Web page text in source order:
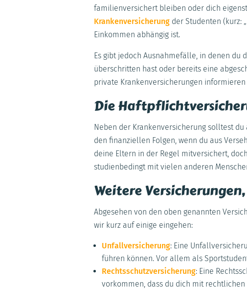
familienversichert bleiben oder dich
Krankenversicherung der Studenten (kurz:
Einkommen abhängig ist.
Es gibt jedoch Ausnahmefälle, in denen du
überschritten hast oder bereits eine
private Krankenversicherungen
Die
Neben der Krankenversicherung solltest
den finanziellen Folgen, wenn du aus
deine Eltern in der Regel mitversichert,
studienbedingt mit vielen anderen
Weitere
Abgesehen von den oben genannten
wir kurz auf einige eingehen:
Unfallversicherung: Eine
führen können. Vor allem als
Rechtsschutzversicherung: Eine
vorkommen, dass du dich mit